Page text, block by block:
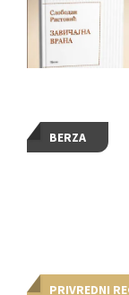
BERZA
PRIVREDNI